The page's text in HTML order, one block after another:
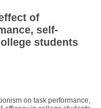
of
self-
students
on task performance,